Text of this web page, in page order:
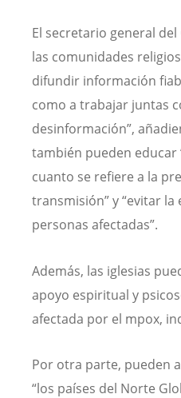
El secretario general del
las comunidades
difundir información
como a trabajar juntas
desinformación”,
también pueden educar
cuanto se refiere a la
transmisión” y “evitar
personas afectadas”.
Además, las iglesias
apoyo espiritual y
afectada por el mpox,
Por otra parte, pueden
“los países del Norte